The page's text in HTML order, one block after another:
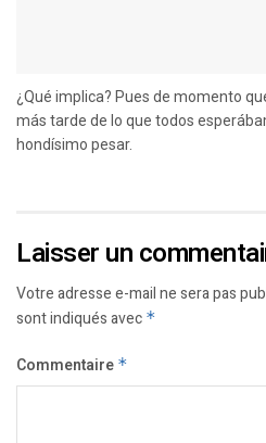
¿Qué implica? Pues de momento
más tarde de lo que todos
hondísimo pesar.
Laisser un
Votre adresse e-mail ne sera pas
sont indiqués avec *
Commentaire *